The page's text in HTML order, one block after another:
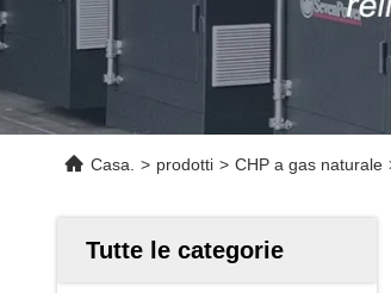
Casa. > prodotti > CHP a gas naturale
Tutte le categorie